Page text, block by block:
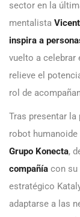
sector en la
mentalista
inspira a
vuelto a celebrar
relieve el
rol de
Tras presentar la
robot
Grupo Konecta,
compañía con su
estratégico
adaptarse a las